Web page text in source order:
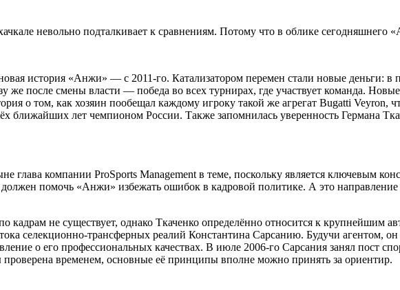
невольно подталкивает к сравнениям. Потому что в облике
история «Анжи» — с 2011-го. Катализатором перемен стали новые деньги:
же после смены власти — победа во всех турнирах, где участвует команда.
о том, как хозяин пообещал каждому игроку такой же агрегат Bugatti Veyron,
ближайших лет чемпионом России. Также запомнилась уверенность Германа
компании ProSports Management в теме, поскольку является ключевым
помочь «Анжи» избежать ошибок в кадровой политике. А это
кадрам не существует, однако Ткаченко определённо относится к крупнейшим
селекционно-трансферных реалий Константина Сарсанию. Будучи агентом,
о его профессиональных качествах. В июле 2006-го Сарсания занял пост
проверена временем, основные её принципы вполне можно принять за ориентир.